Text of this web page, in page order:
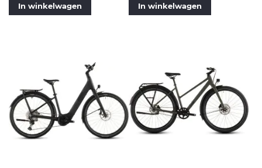
In winkelwagen In winkelwagen